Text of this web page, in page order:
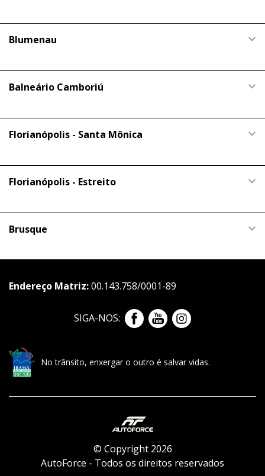
Blumenau
Balneário Camboriú
Florianópolis - Santa Mônica
Florianópolis - Estreito
Brusque
Endereço Matriz:00.143.758/0001-89
SIGA-NOS:
No trânsito, enxergar o outro é salvar vidas.
© Copyright 2026
AutoForce - Todos os direitos reservados